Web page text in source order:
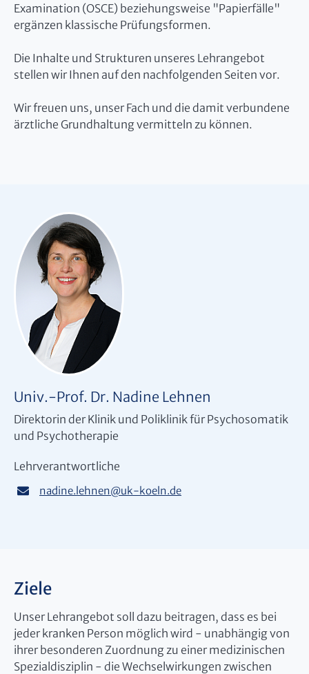
Examination (OSCE) beziehungsweise "Papierfälle"
ergänzen klassische Prüfungsformen.
Die Inhalte und Strukturen unseres Lehrangebot
stellen wir Ihnen auf den nachfolgenden Seiten vor.
Wir freuen uns, unser Fach und die damit verbundene
ärztliche Grundhaltung vermitteln zu können.
Univ.-Prof. Dr. Nadine Lehnen
Direktorin der Klinik und Poliklinik für Psychosomatik
und Psychotherapie
Lehrverantwortliche
nadine.lehnen@uk-koeln.de
Ziele
Unser Lehrangebot soll dazu beitragen, dass es bei
jeder kranken Person möglich wird - unabhängig von
ihrer besonderen Zuordnung zu einer medizinischen
Spezialdisziplin - die Wechselwirkungen zwischen